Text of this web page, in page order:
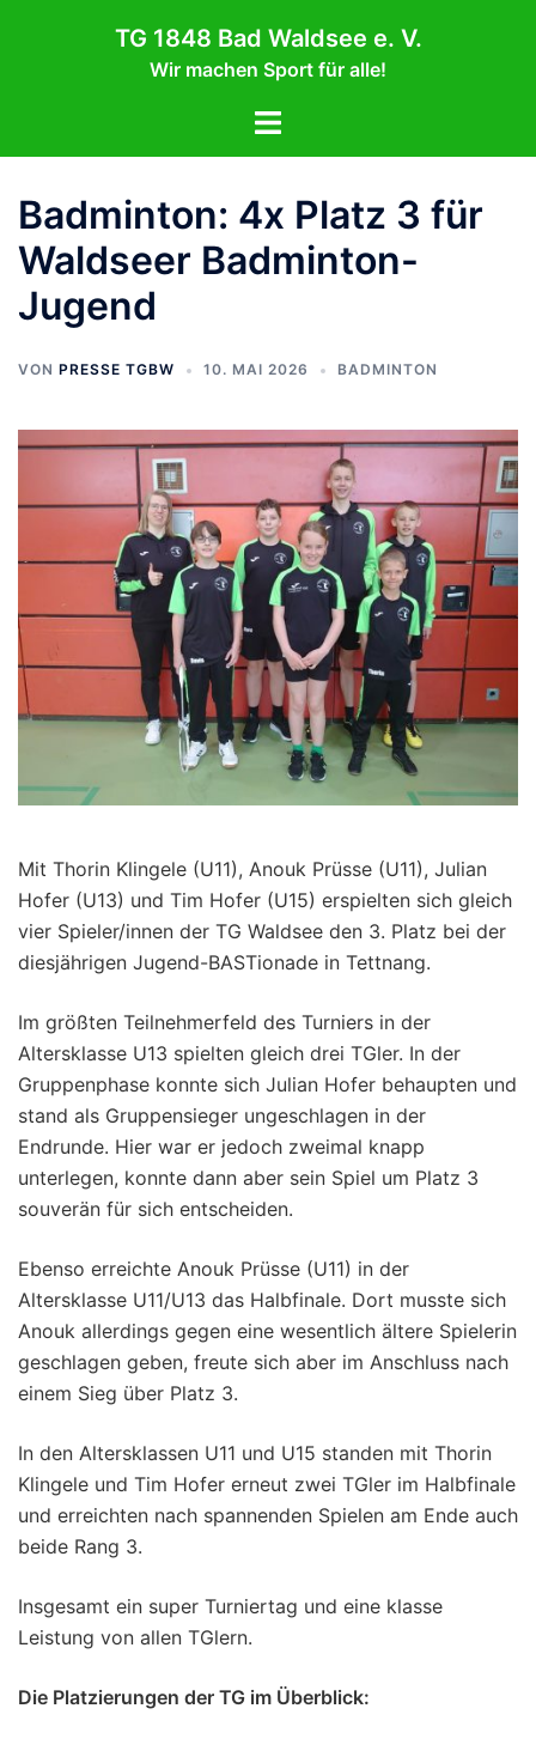
TG 1848 Bad Waldsee e. V.
Wir machen Sport für alle!
Menü
Badminton: 4x Platz 3 für
Waldseer Badminton-
Jugend
VON PRESSE TGBW 10. MAI 2026 BADMINTON
Mit Thorin Klingele (U11), Anouk Prüsse (U11), Julian
Hofer (U13) und Tim Hofer (U15) erspielten sich gleich
vier Spieler/innen der TG Waldsee den 3. Platz bei der
diesjährigen Jugend-BASTionade in Tettnang.
Im größten Teilnehmerfeld des Turniers in der
Altersklasse U13 spielten gleich drei TGler. In der
Gruppenphase konnte sich Julian Hofer behaupten und
stand als Gruppensieger ungeschlagen in der
Endrunde. Hier war er jedoch zweimal knapp
unterlegen, konnte dann aber sein Spiel um Platz 3
souverän für sich entscheiden.
Ebenso erreichte Anouk Prüsse (U11) in der
Altersklasse U11/U13 das Halbfinale. Dort musste sich
Anouk allerdings gegen eine wesentlich ältere Spielerin
geschlagen geben, freute sich aber im Anschluss nach
einem Sieg über Platz 3.
In den Altersklassen U11 und U15 standen mit Thorin
Klingele und Tim Hofer erneut zwei TGler im Halbfinale
und erreichten nach spannenden Spielen am Ende auch
beide Rang 3.
Insgesamt ein super Turniertag und eine klasse
Leistung von allen TGlern.
Die Platzierungen der TG im Überblick: